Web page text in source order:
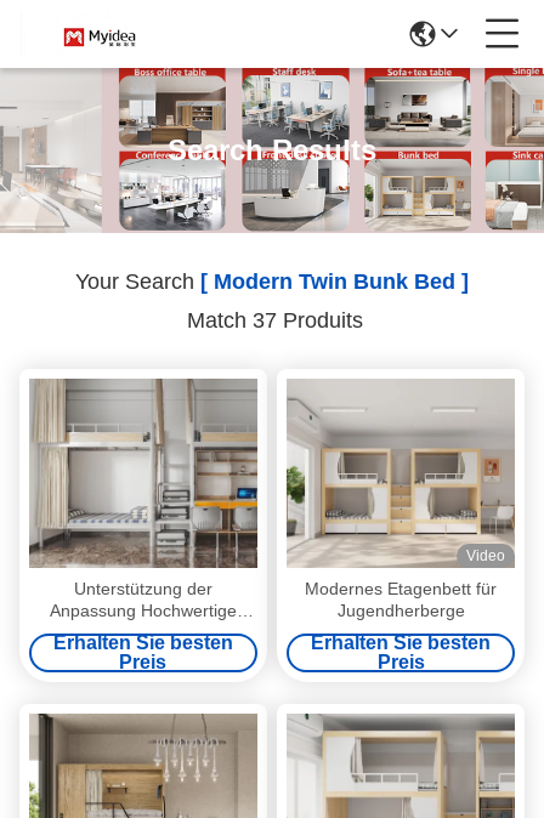
Search Results
Your Search [ Modern Twin Bunk Bed ]
Match 37 Produits
Unterstützung der
Anpassung Hochwertige
Qualität garantiert Vollgröße
Schwarze Farbe Bunk Metal
Frame Twin Bunk Bett
Erhalten Sie besten
Preis
Video
Modernes Etagenbett für
Jugendherberge
Erhalten Sie besten
Preis